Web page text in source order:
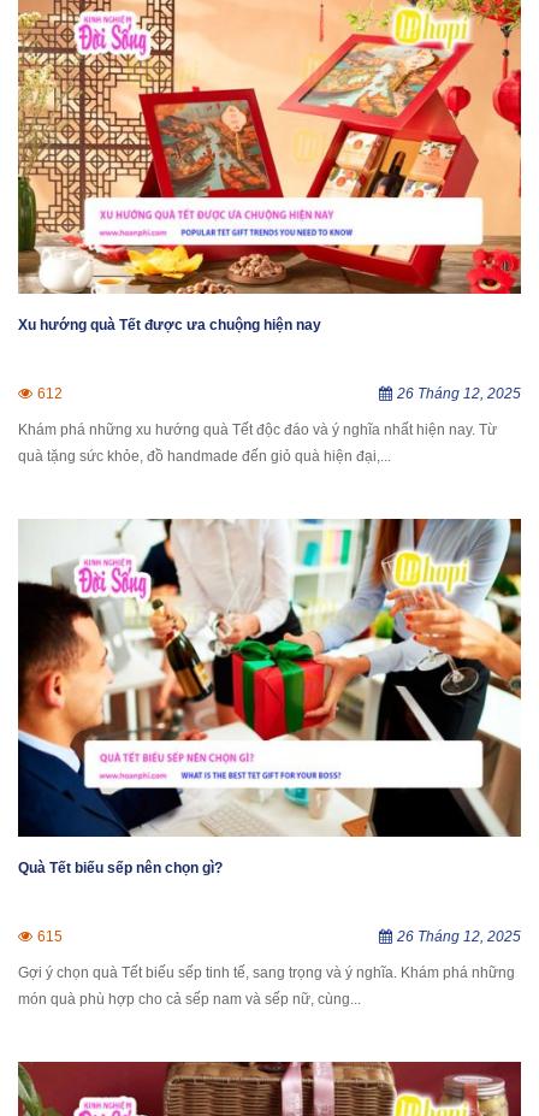
Xu hướng quà Tết được ưa chuộng hiện nay
612 26 Tháng 12, 2025
Khám phá những xu hướng quà Tết độc đáo và ý nghĩa nhất hiện nay. Từ
quà tặng sức khỏe, đồ handmade đến giỏ quà hiện đại,...
Quà Tết biếu sếp nên chọn gì?
615 26 Tháng 12, 2025
Gợi ý chọn quà Tết biếu sếp tinh tế, sang trọng và ý nghĩa. Khám phá những
món quà phù hợp cho cả sếp nam và sếp nữ, cùng...